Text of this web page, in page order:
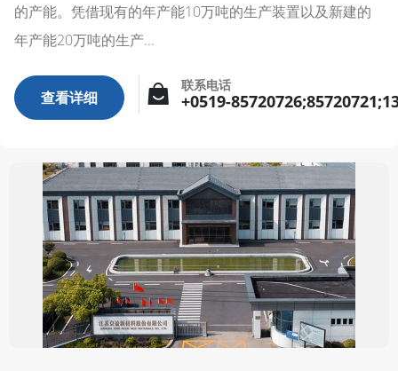
的产能。凭借现有的年产能10万吨的生产装置以及新建的
年产能20万吨的生产...
查看详细
联系电话
+0519-